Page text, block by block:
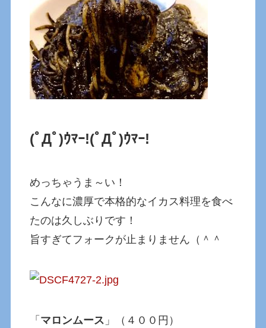
(ﾟДﾟ)ｳﾏｰ!(ﾟДﾟ)ｳﾏｰ!
めっちゃうま～い！
こんなに濃厚で本格的なイカス料理を食べ
たのは久しぶりです！
旨すぎてフォークが止まりません（＾＾
「 マロンムース 」（４００円）